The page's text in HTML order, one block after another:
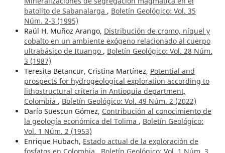
batolito de Sabanalarga , Boletín Geológico: Vol. 35
Núm. 2-3 (1995)
Raúl H. Muñoz Arango, Distribución de cromo, níquel y
cobalto en un ambiente exógeno relacionado al cuerpo
ultrabásico de Ituango , Boletín Geológico: Vol. 28 Núm.
3 (1987)
Teresita Betancur, Cristina Martínez, Potential and
prospects for hydrogeological exploration according to
lithostructural criteria in Antioquia department,
Colombia , Boletín Geológico: Vol. 49 Núm. 2 (2022)
Darío Suescun Gómez, Contribución al conocimiento de
la geología económica del Tolima , Boletín Geológico:
Vol. 1 Núm. 2 (1953)
Enrique Hubach, Estado actual de la exploración de
fosfatos en Colombia
Boletín Geológico: Vol. 1 Núm. 3